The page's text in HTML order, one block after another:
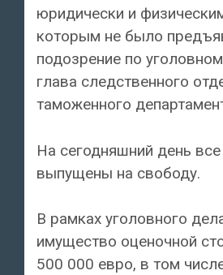
юридически и
которым не было
подозрение по
глава следственного
таможенного
На сегодняшний день
выпущены на свободу.
В рамках уголовного
имущество оценочной
500 000 евро, в том